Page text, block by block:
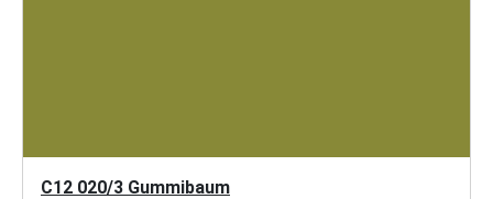
C12 020/3 Gummibaum